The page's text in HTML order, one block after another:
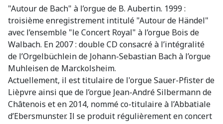
"Autour de Bach" à l’orgue de B. Aubertin. 1999 :
troisième enregistrement intitulé "Autour de Händel"
avec l’ensemble "le Concert Royal" à l’orgue Bois de
Walbach. En 2007 : double CD consacré à l’intégralité
de l’Orgelbüchlein de Johann-Sebastian Bach à l’orgue
Muhleisen de Marckolsheim.
Actuellement, il est titulaire de l'orgue Sauer-Pfister de
Lièpvre ainsi que de l’orgue Jean-André Silbermann de
Châtenois et en 2014, nommé co-titulaire à l’Abbatiale
d’Ebersmunster. Il se produit régulièrement en concert